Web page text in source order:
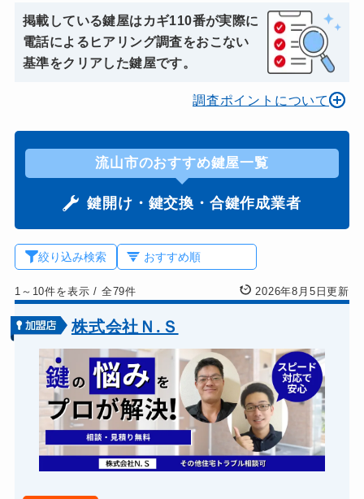
掲載している鍵屋はカギ110番が実際に
電話によるヒアリング調査をおこない
基準をクリアした鍵屋です。
調査ポイントについて
流山市のおすすめ鍵屋一覧
鍵開け・鍵交換・合鍵作成業者
絞り込み検索
1～10件を表示/ 全79件 2026年8月5日更新
株式会社Ｎ.Ｓ